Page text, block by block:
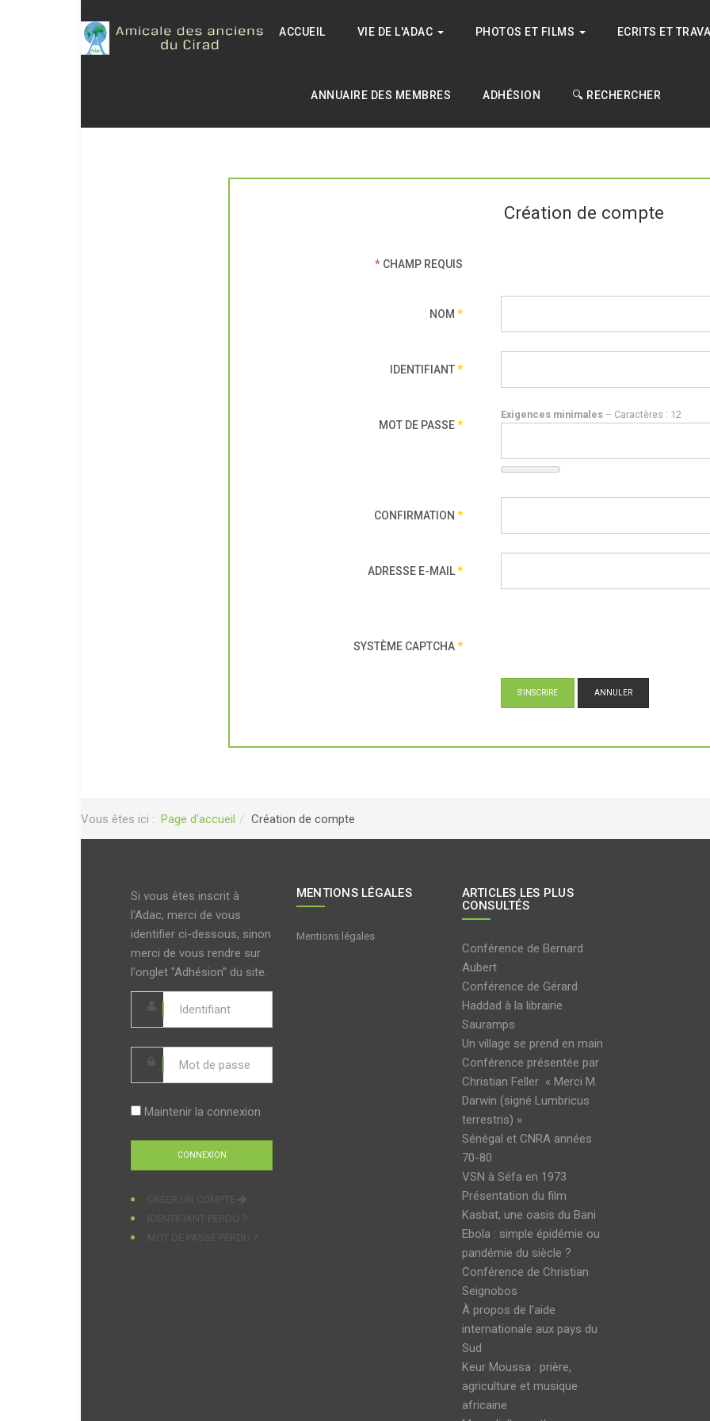
ACCUEIL VIE DE L'ADAC PHOTOS ET FILMS ECRITS ET
ANNUAIRE DES MEMBRES ADHÉSION 🔍 RECHERCHER
Création de compte
* CHAMP REQUIS
NOM *
IDENTIFIANT*
MOT DE PASSE*
Exigences minimales – Caractères : 12
CONFIRMATION *
ADRESSE E-MAIL*
SYSTÈME CAPTCHA*
S'INSCRIRE ANNULER
Vous êtes ici : Page d'accueil Création de compte
Si vous êtes inscrit à
l'Adac, merci de vous
identifier ci-dessous, sinon
merci de vous rendre sur
l'onglet "Adhésion" du site.
Maintenir la connexion
MENTIONS LÉGALES
Mentions légales
ARTICLES LES PLUS
CONSULTÉS
Conférence de Bernard
Aubert
Conférence de Gérard
Haddad à la librairie
Sauramps
Un village se prend en main
Conférence présentée par
Christian Feller « Merci M.
Darwin (signé Lumbricus
terrestris) »
Sénégal et CNRA années
70-80
VSN à Séfa en 1973
Présentation du film
Kasbat, une oasis du Bani
Ebola : simple épidémie ou
pandémie du siècle ?
Conférence de Christian
Seignobos
À propos de l’aide
internationale aux pays du
Sud
Keur Moussa : prière,
agriculture et musique
africaine